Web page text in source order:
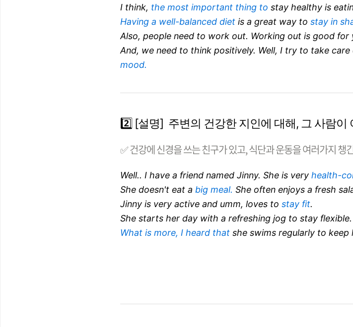
I think, the most important thing to stay healthy is
Having a well-balanced diet is a great way to stay in
Also, people need to work out. Working out is good for
And, we need to think positively. Well, I try to take
mood.
2️⃣ [설명] 주변의 건강한 지인에 대해, 그 사람
✅ 건강에 신경을 쓰는 친구가 있고, 식단과 운동을 여러가지 챙
Well.. I have a friend named Jinny. She is very health-
She doesn't eat a big meal. She often enjoys a fresh
Jinny is very active and umm, loves to stay fit.
She starts her day with a refreshing jog to stay flexible.
What is more, I heard that she swims regularly to